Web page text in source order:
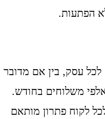
בין אם מדובר
משלוחים בחודש.
פתרון מותאם